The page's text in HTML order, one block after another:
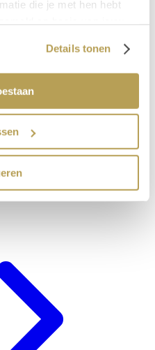
die je met hen hebt
Details tonen